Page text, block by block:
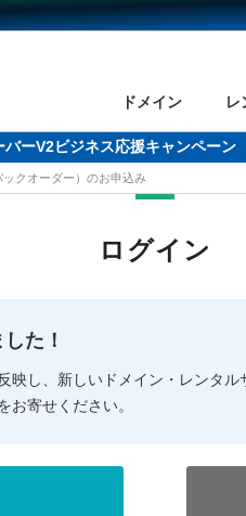
ドメイン
ドメイン
WHOIS
de診断
バリュー
希望の方 おすすめ
希望の方 おすすめ
ーV2ビジネス応援キャンペーン
ックオーダー）のお申込み
ログイン
た！
映し、新しいドメイン・レンタ
お寄せください。